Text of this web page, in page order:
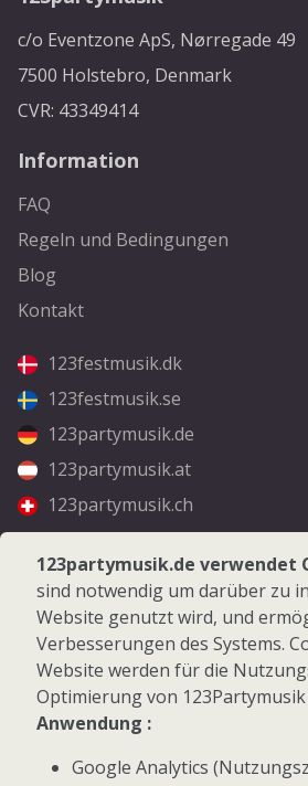
c/o Eventzone ApS, Nørregade 49
7500 Holstebro, Denmark
CVR: 43349414
Information
FAQ
Regeln und Bedingungen
Blog
Kontakt
123festmusik.dk
123festmusik.se
123partymusik.de
123partymusik.at
123partymusik.ch
Folgen Sie uns
Facebook
Instagram
© 2026 123Partymusik.de - Alle
123partymusik.de verwendet
sind notwendig um darüber zu
Website genutzt wird, und
Verbesserungen des Systems.
Website werden für die
Optimierung von
Anwendung :
Google Analytics